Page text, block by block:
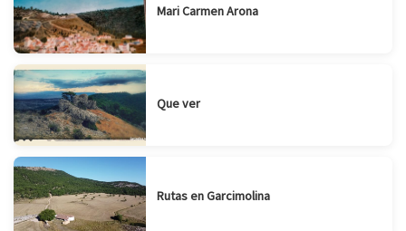
Mari Carmen Arona
Que ver
Rutas en Garcimolina